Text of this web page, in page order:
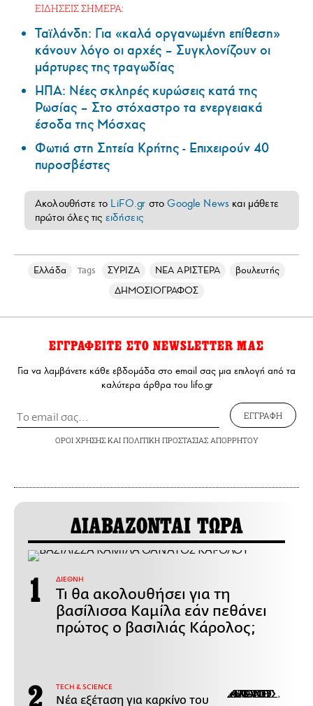
ΕΙΔΗΣΕΙΣ ΣΗΜΕΡΑ:
Ταϊλάνδη: Για «καλά οργανωμένη επίθεση»
κάνουν λόγο οι αρχές – Συγκλονίζουν οι
μάρτυρες της τραγωδίας
ΗΠΑ: Nέες σκληρές κυρώσεις κατά της
Ρωσίας – Στο στόχαστρο τα ενεργειακά
έσοδα της Μόσχας
Φωτιά στη Σητεία Κρήτης - Επιχειρούν 40
πυροσβέστες
Ακολουθήστε το LiFO.gr στοGoogle News και μάθετε
πρώτοι όλες τις ειδήσεις
Ελλάδα Tags ΣΥΡΙΖΑ ΝΕΑ ΑΡΙΣΤΕΡΑ
βουλευτής
ΔΗΜΟΣΙΟΓΡΑΦΟΣ
ΕΓΓΡΑΦΕΙΤΕ ΣΤΟ NEWSLETTER ΜΑΣ
Για να λαμβάνετε κάθε εβδομάδα στο email σας μια επιλογή από τα
καλύτερα άρθρα του lifo.gr
ΕΓΓΡΑΦΗ
ΟΡΟΙ ΧΡΗΣΗΣΚΑΙ ΠΟΛΙΤΙΚΗ ΠΡΟΣΤΑΣΙΑΣ ΑΠΟΡΡΗΤΟΥ
ΔΙΑΒΑΖΟΝΤΑΙ ΤΩΡΑ
ΔΙΕΘΝΗ
Τι θα ακολουθήσει για τη
βασίλισσα Καμίλα εάν πεθάνει
πρώτος ο βασιλιάς Κάρολος;
ΤECH & SCIENCE
Νέα εξέταση για καρκίνο του